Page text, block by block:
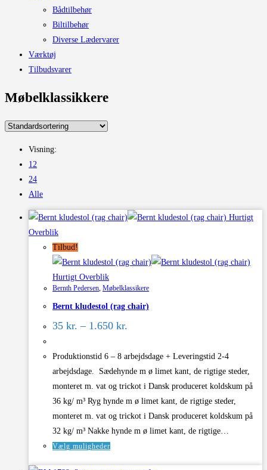
Bådtilbehør
Biltilbehør
Diverse Lædervarer
Værktøj
Tilbudsvarer
Møbelklassikkere
Visning:
12
24
Alle
Hurtigt
Overblik
Tilbud!
Hurtigt Overblik
Bernth Pedersen, Møbelklassikere
Bernt kludestol (rag chair)
35 kr. – 1.650 kr.
1.650 kr.
Produktionstid 6 – 8 arbejdsdage + Leveringstid 2-4
arbejdsdage. Sædehynde m ø limet kant, de rigtige steder,
monteret m. vat og trickot i Dansk produceret koldskum på
36 kg/ m³ Ryg hynde m ø limet kant, de rigtige steder,
monteret m. vat og trickot i Dansk produceret koldskum på
32 kg/ m³ Nakke hynde m ø limet kant, de rigtige…
Vælg muligheder